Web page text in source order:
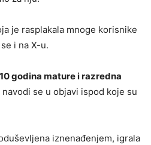
je rasplakala mnoge korisnike
i na X-u.
godina mature i razredna
navodi se u objavi ispod koje su
iznenađenjem, igrala